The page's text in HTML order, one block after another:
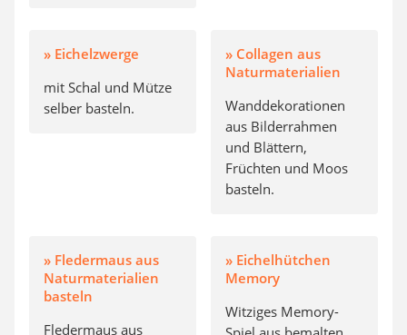
» Eichelzwerge
mit Schal und Mütze
selber basteln.
» Collagen aus
Naturmaterialien
Wanddekorationen
aus Bilderrahmen
und Blättern,
Früchten und Moos
basteln.
» Fledermaus aus
Naturmaterialien
basteln
Fledermaus aus
» Eichelhütchen
Memory
Witziges Memory-